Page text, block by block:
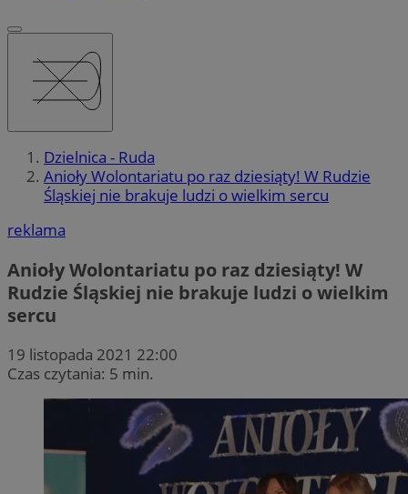
Dzielnica - Ruda
Anioły Wolontariatu po raz dziesiąty! W Rudzie
Śląskiej nie brakuje ludzi o wielkim sercu
reklama
Anioły Wolontariatu po raz dziesiąty! W
Rudzie Śląskiej nie brakuje ludzi o wielkim
sercu
19 listopada 2021 22:00
Czas czytania: 5 min.